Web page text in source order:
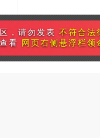
，请勿发表 不符合法
看
网页右侧悬浮栏领